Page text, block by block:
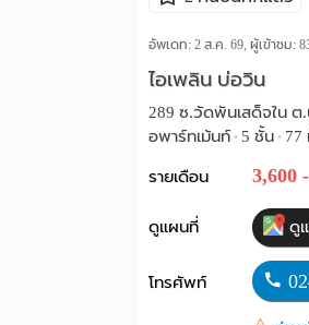
อัพเดท: 2 ส.ค. 69, ผู้เข้าชม:
ไอเพลิน บ่อวิน
289 ซ.วัดพันเสด็จใน ต
อพาร์ทเม้นท์ • 5 ชั้น • 77
รายเดือน 3,600
ดูแผนที่ ดู
โทรศัพท์